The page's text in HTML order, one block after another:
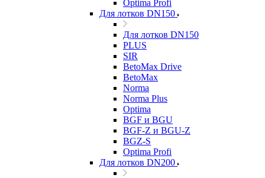
Optima Profi
Для лотков DN150
Для лотков DN150
PLUS
SIR
BetoMax Drive
BetoMax
Norma
Norma Plus
Optima
BGF и BGU
BGF-Z и BGU-Z
BGZ-S
Optima Profi
Для лотков DN200